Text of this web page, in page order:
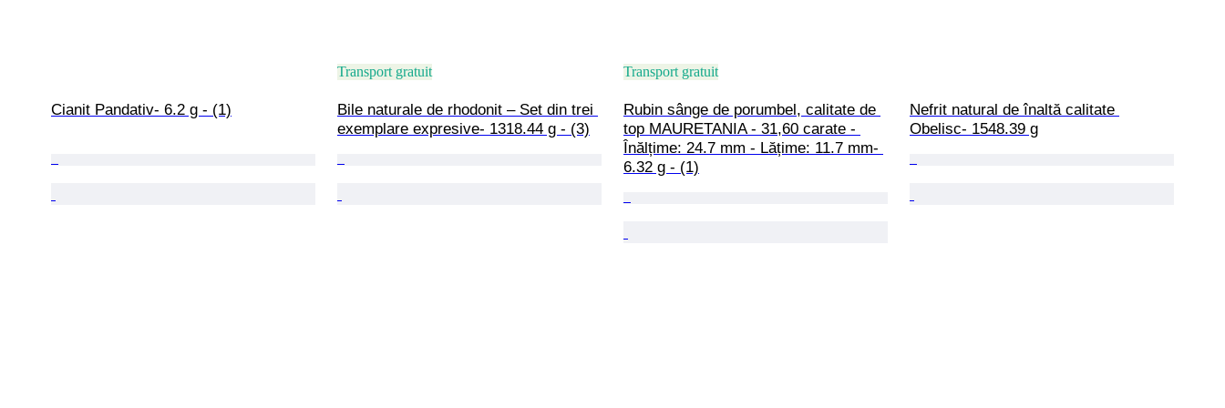
Cianit Pandativ- 6.2 g - (1)
Transport gratuit
Bile naturale de rhodonit – Set din trei
exemplare expresive- 1318.44 g - (3)
Transport gratuit
Rubin sânge de porumbel, calitate de
top MAURETANIA - 31,60 carate -
Înălțime: 24.7 mm - Lățime: 11.7 mm-
6.32 g - (1)
Nefrit natural de înaltă calitate
Obelisc- 1548.39 g